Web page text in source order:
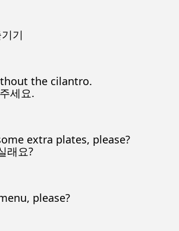
기
the cilantro.
세요.
extra plates, please?
래요?
please?